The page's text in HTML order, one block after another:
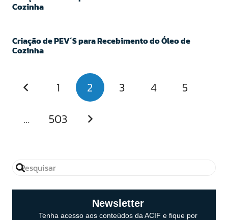
Cozinha
Criação de PEV´S para Recebimento do Óleo de
Cozinha
1 2 3 4
5
…
503
Newsletter
Tenha acesso aos conteúdos da ACIF e fique por